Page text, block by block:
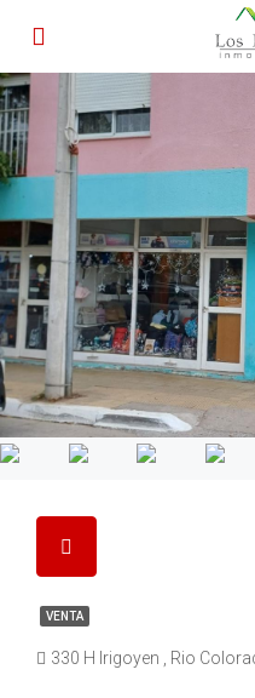
VENTA
330 H Irigoyen , Rio